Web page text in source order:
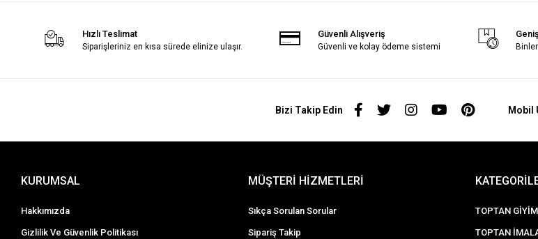
Hızlı Teslimat
Siparişleriniz en kısa sürede elinize ulaşır.
Güvenli Alışveriş
Güvenli ve kolay ödeme sistemi
Bizi Takip Edin Mobil
KURUMSAL
Hakkımızda
Gizlilik Ve Güvenlik Politikası
MÜŞTERİ HİZMETLERİ
Sıkça Sorulan Sorular
Sipariş Takip
TOPTAN GİYİM
TOPTAN